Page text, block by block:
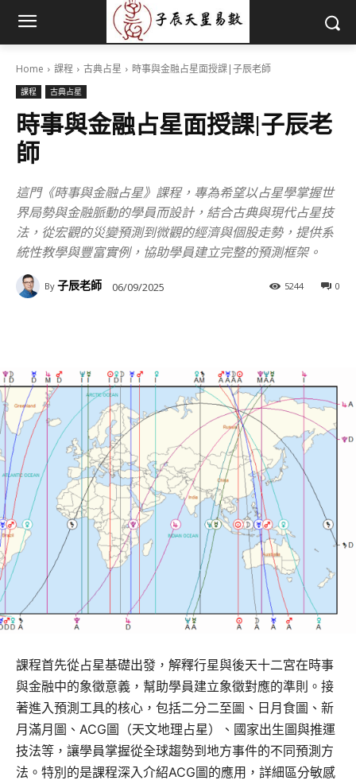
Home 課程 古典占星 時事與金融占星面授課|子辰老師
課程 古典占星
時事與金融占星面授課|子辰老
師
這門《時事與金融占星》課程，專為希望以占星學掌握世
界局勢與金融脈動的學員而設計，結合古典與現代占星技
法，從宏觀的災變預測到微觀的經濟與個股走勢，提供系
統性教學與豐富實例，協助學員建立完整的預測框架。
By 子辰老師 06/09/2025 0
5244
課程首先從占星基礎出發，解釋行星與後天十二宮在時事
與金融中的象徵意義，幫助學員建立象徵對應的準則。接
著進入預測工具的核心，包括二分二至圖、日月食圖、新
月滿月圖、ACG圖（天文地理占星）、國家出生圖與推運
技法等，讓學員掌握從全球趨勢到地方事件的不同預測方
法。特別的是課程深入介紹ACG圖的應用，詳細區分敏感